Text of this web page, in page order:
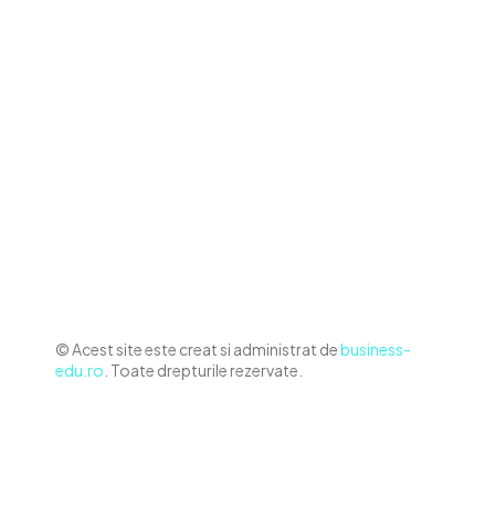
© Acest site este creat si administrat debusiness-
edu.ro . Toate drepturile rezervate.